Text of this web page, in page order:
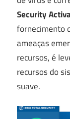
Security
fornecimento
ameaças
recursos, é
recursos do
suave.